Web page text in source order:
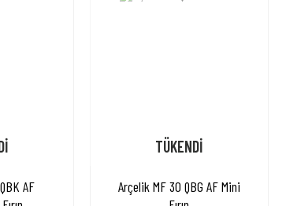
AF
TÜKENDİ
Arçelik MF 30 QBG AF Mini